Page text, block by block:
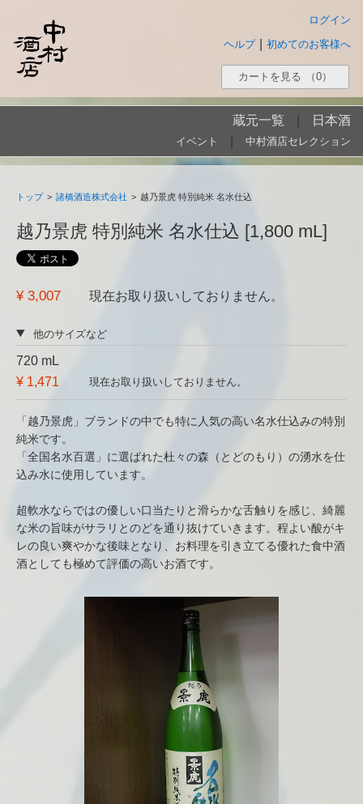
ログイン
初めてのお客様へ
ヘルプ
カートを見る （0）
蔵元一覧 日本酒
イベント 中村酒店セレクション
トップ > 諸橋酒造株式会社 > 越乃景虎 特別純米 名水仕込
越乃景虎 特別純米 名水仕込 [1,800 mL]
¥ 3,007 現在お取り扱いしておりません。
他のサイズなど
720 mL
¥ 1,471
現在お取り扱いしておりません。
「越乃景虎」ブランドの中でも特に人気の高い名水仕込みの特別
純米です。
「全国名水百選」に選ばれた杜々の森（とどのもり）の湧水を仕
込み水に使用しています。
超軟水ならではの優しい口当たりと滑らかな舌触りを感じ、綺麗
な米の旨味がサラリとのどを通り抜けていきます。程よい酸がキ
レの良い爽やかな後味となり、お料理を引き立てる優れた食中酒
酒としても極めて評価の高いお酒です。